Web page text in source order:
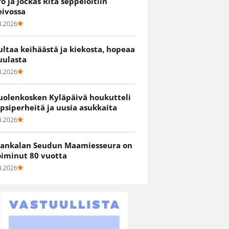
keihäästä ja kiekosta, hopeaa
Kyläpäivä houkutteli
ja uusia asukkaita
Seudun Maamiesseura on
80 vuotta